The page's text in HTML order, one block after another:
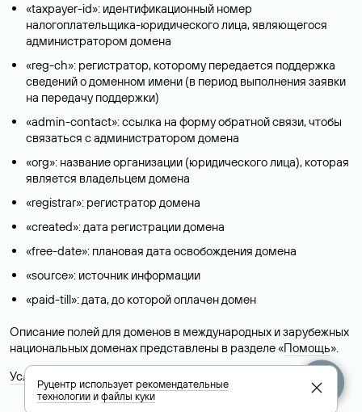
«taxpayer-id»: идентификационный номер
налогоплательщика-юридического лица, являющегося
администратором домена
«reg-ch»: регистратор, которому передается поддержка
сведений о доменном имени (в период выполнения заявки
на передачу поддержки)
«admin-contact»: ссылка на форму обратной связи, чтобы
связаться с администратором домена
«org»: название организации (юридического лица), которая
является владельцем домена
«registrar»: регистратор домена
«created»: дата регистрации домена
«free-date»: плановая дата освобождения домена
«source»: источник информации
«paid-till»: дата, до которой оплачен домен
Описание полей для доменов в международных и зарубежных
национальных доменах представлены в разделе «Помощь».
Условия использования Whois-сервиса
Руцентр используетрекомендательные
технологииифайлы куки